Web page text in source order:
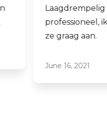
Laagdrempelig
professioneel, ik
ze graag aan.
June 16, 2021